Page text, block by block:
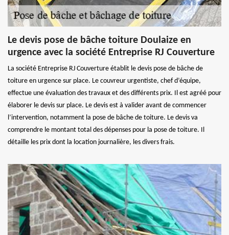
Le devis pose de bâche toiture Doulaize en
urgence avec la société Entreprise RJ Couverture
La société Entreprise RJ Couverture établit le devis pose de bâche de
toiture en urgence sur place. Le couvreur urgentiste, chef d’équipe,
effectue une évaluation des travaux et des différents prix. Il est agréé pour
élaborer le devis sur place. Le devis est à valider avant de commencer
l’intervention, notamment la pose de bâche de toiture. Le devis va
comprendre le montant total des dépenses pour la pose de toiture. Il
détaille les prix dont la location journalière, les divers frais.